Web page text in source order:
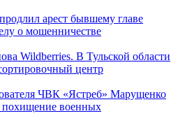
арест бывшему главе
о мошенничестве
Wildberries. В Тульской области
центр
ЧВК «Ястреб» Марущенко
похищение военных